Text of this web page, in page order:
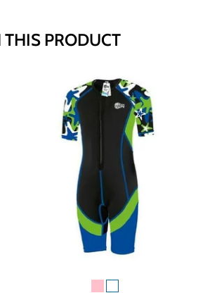
PRODUCT